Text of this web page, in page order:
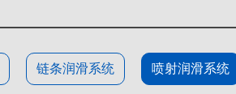
链条润滑系统 喷射润滑系统